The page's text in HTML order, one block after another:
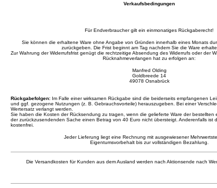
Verkaufsbedingungen
Für Endverbraucher gilt ein einmonatiges Rückgaberecht!
Sie können die erhaltene Ware ohne Angabe von Gründen innerhalb eines Monats
zurückgeben. Die Frist beginnt am Tag nachdem Sie die Ware
Zur Wahrung der Widerrufsfrist genügt die rechtzeitige Absendung des Widerrufs oder der
Rücknahmeverlangen hat zu erfolgen an:
Manfred Olding
Goldbreede 14
49078 Osnabrück
Rückgabefolgen: Im Falle einer wirksamen Rückgabe sind die beiderseits empfangenen
und ggf. gezogene Nutzungen (z. B. Gebrauchsvorteile) herauszugeben. Bei einer
Wertersatz verlangt werden.
Sie haben die Kosten der Rücksendung zu tragen, wenn die gelieferte Ware der bestellten
der zurückzusendenden Sache einen Betrag von 40 Euro nicht übersteigt. Anderenfalls ist
kostenfrei.
Jeder Lieferung liegt eine Rechnung mit ausgewiesener
Eigentumsvorbehalt bis zur vollständigen Bezahlung.
Die Versandkosten für Kunden aus dem Ausland werden nach Aktionsende nach